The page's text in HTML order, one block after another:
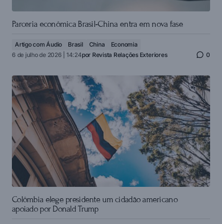
Parceria econômica Brasil‑China entra em nova fase
Artigo com Áudio Brasil China
Economia
6 de julho de 2026 | 14:24por Revista Relações Exteriores 0
Colômbia elege presidente um cidadão americano
apoiado por Donald Trump